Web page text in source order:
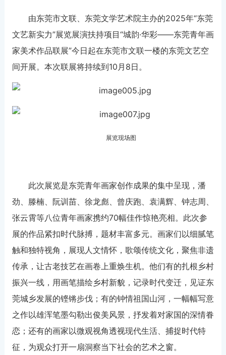
由东莞市文联、东莞文学艺术院主办的2025年“东莞
文艺新实力”展览展演扶持项目“城韵·华彩——东莞青年画
家美术作品联展”今日起在东莞市文联一楼的东莞文艺空
间开展。本次联展将持续到10月8日。
展览现场图
此次展览是东莞青年画家创作成果的集中呈现，潘
劲、滕楠、阮训苗、徐龙彪、曾庆跑、袁满辉、钟志周、
张云霄等八位青年画家携约70幅佳作惊艳亮相。此次参
展的作品紧扣时代脉搏，题材丰富多元。画家们以细腻笔
触和独特视角，展现人文情怀，歌颂传统文化，聚焦非遗
传承，让古老技艺在画卷上重焕生机。他们有的扎根乡村
振兴一线，用画笔描绘乡村新貌，记录时代变迁，见证东
莞城乡发展的铿锵步伐；有的钟情祖国山河，一幅幅写意
之作以雄浑笔墨勾勒出俊美风景，抒发着对家国的深情眷
恋；还有的画家以微观视角透视现代生活、捕捉时代特
征，为观众打开一扇洞察当下社会的艺术之窗。